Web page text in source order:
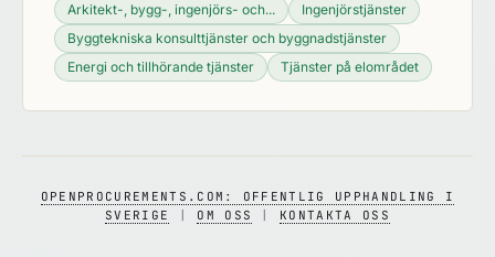
Arkitekt-, bygg-, ingenjörs- och...
Ingenjörstjänster
Byggtekniska konsulttjänster och byggnadstjänster
Energi och tillhörande tjänster
Tjänster på elområdet
OPENPROCUREMENTS.COM: OFFENTLIG UPPHANDLING I
SVERIGE
OM OSS KONTAKTA OSS